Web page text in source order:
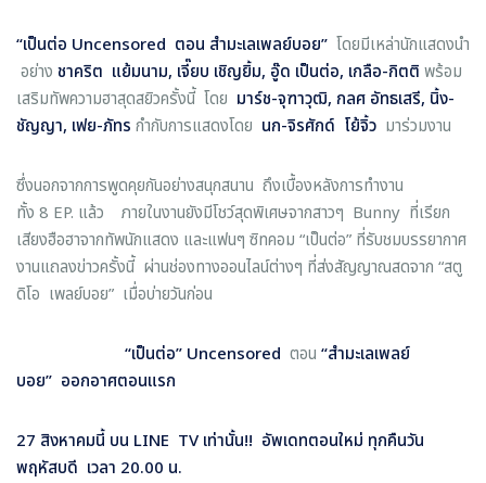
“เป็นต่อ Uncensored ตอน สำมะเลเพลย์บอย” โดยมีเหล่านักแสดงนำ
อย่าง ชาคริต แย้มนาม, เจี๊ยบ เชิญยิ้ม, อู๊ด เป็นต่อ, เกลือ-กิตติ พร้อม
เสริมทัพความฮาสุดสยิวครั้งนี้ โดย มาร์ช-จุฑาวุฒิ, กลศ อัทธเสรี, นิ้ง-
ชัญญา, เฟย-ภัทร กำกับการแสดงโดย นก-จิรศักด์ โย้จิ้ว มาร่วมงาน
ซึ่งนอกจากการพูดคุยกันอย่างสนุกสนาน ถึงเบื้องหลังการทำงาน
ทั้ง 8 EP. แล้ว ภายในงานยังมีโชว์สุดพิเศษจากสาวๆ Bunny ที่เรียก
เสียงฮือฮาจากทัพนักแสดง และแฟนๆ ซิทคอม “เป็นต่อ” ที่รับชมบรรยากาศ
งานแถลงข่าวครั้งนี้ ผ่านช่องทางออนไลน์ต่างๆ ที่ส่งสัญญาณสดจาก “สตู
ดิโอ เพลย์บอย” เมื่อบ่ายวันก่อน
“เป็นต่อ” Uncensored ตอน “สำมะเลเพลย์
บอย” ออกอาศตอนแรก
27 สิงหาคมนี้ บน LINE TV เท่านั้น!! อัพเดทตอนใหม่ ทุกคืนวัน
พฤหัสบดี เวลา 20.00 น.